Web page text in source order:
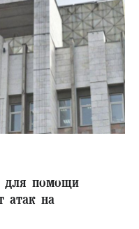
для помощи
атак на